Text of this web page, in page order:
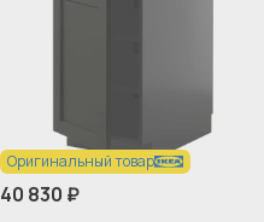
Оригинальный товар
40 830 ₽